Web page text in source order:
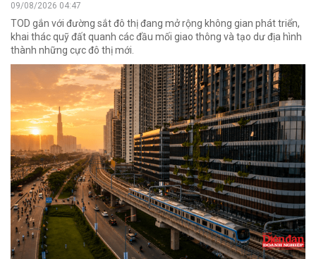
09/08/2026 04:47
TOD gắn với đường sắt đô thị đang mở rộng không gian phát triển,
khai thác quỹ đất quanh các đầu mối giao thông và tạo dư địa hình
thành những cực đô thị mới.